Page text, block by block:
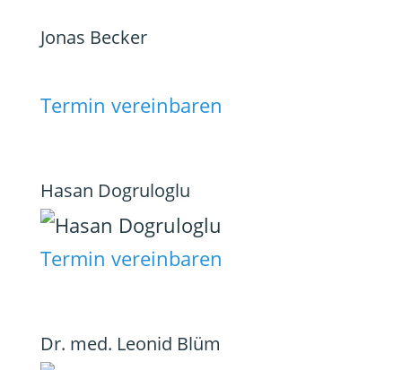
Jonas Becker
Termin vereinbaren
Hasan Dogruloglu
Termin vereinbaren
Dr. med. Leonid Blüm